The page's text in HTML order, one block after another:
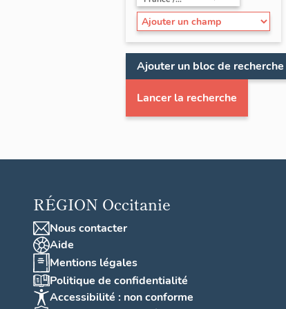
Ajouter un bloc de recherche
Lancer la recherche
RÉGION Occitanie
Nous contacter
Aide
Mentions légales
Politique de confidentialité
Accessibilité : non conforme